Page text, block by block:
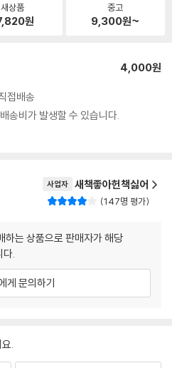
새상품
원
중고
9,300원~
4,000원
접배송
송비가 발생할 수 있습니다.
사업자 새책좋아헌책싫어
147명 평가
는 상품으로 판매자가 해당
다.
게 문의하기
.